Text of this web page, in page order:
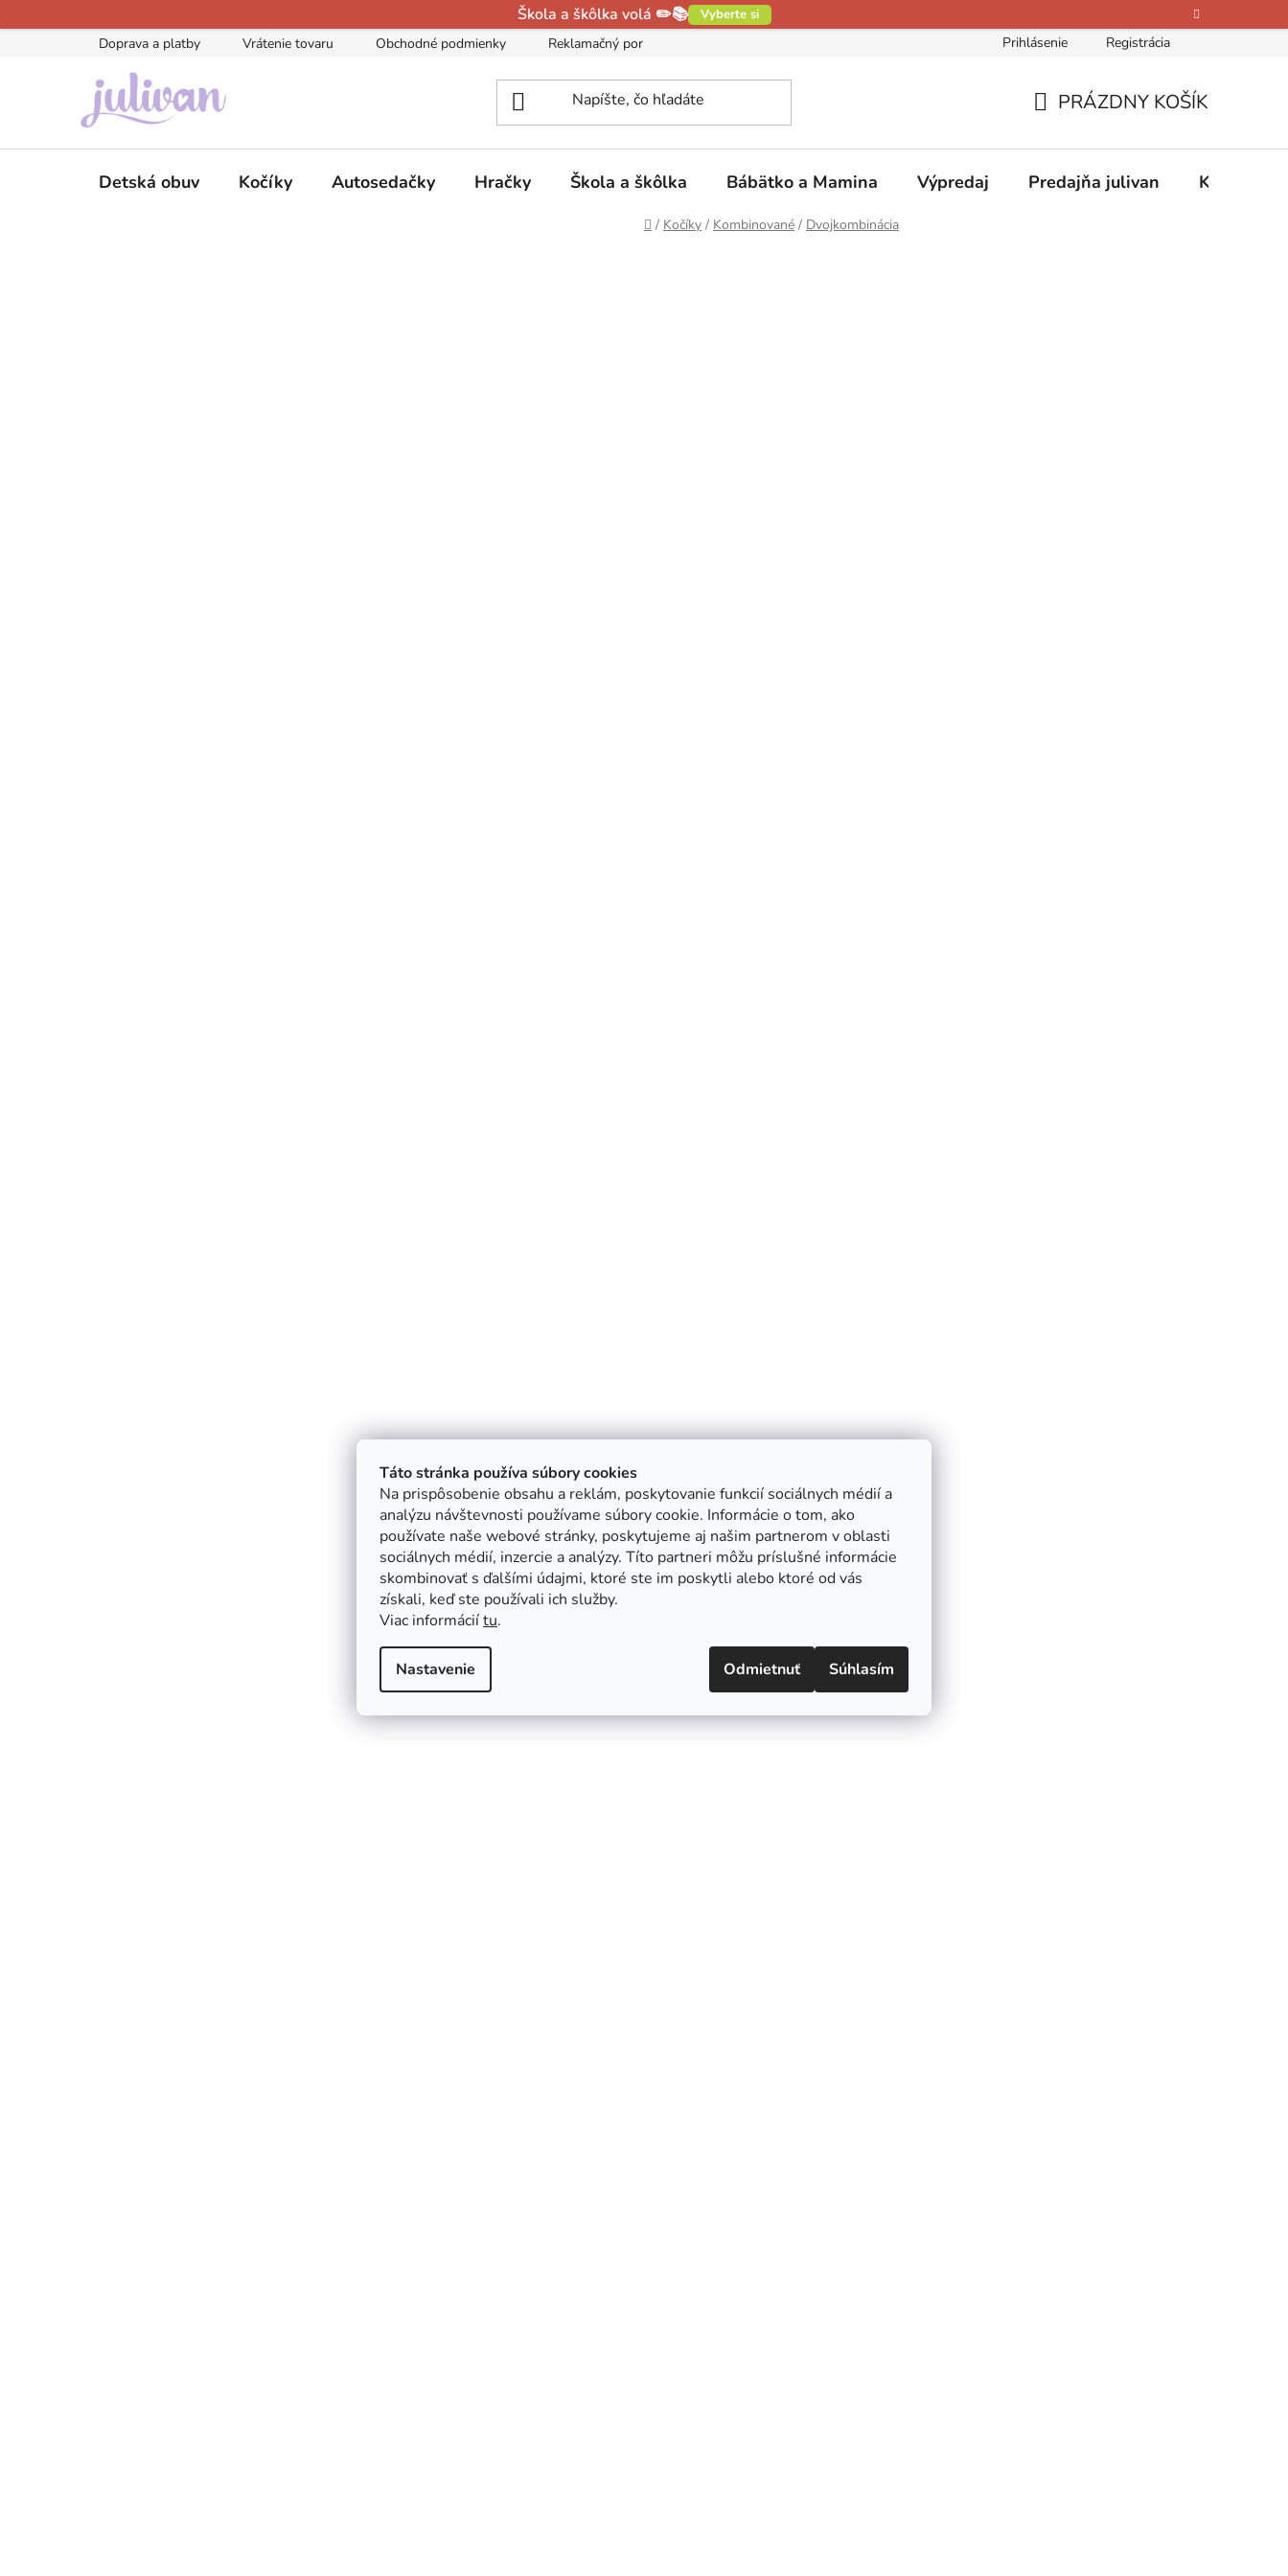
Táto stránka používa súbory cookies
Na prispôsobenie obsahu a reklám, poskytovanie funkcií sociálnych médií a
analýzu návštevnosti používame súbory cookie. Informácie o tom, ako
používate naše webové stránky, poskytujeme aj našim partnerom v oblasti
sociálnych médií, inzercie a analýzy. Títo partneri môžu príslušné informácie
skombinovať s ďalšími údajmi, ktoré ste im poskytli alebo ktoré od vás
získali, keď ste používali ich služby.
Viac informáciítu.
Nastavenie Odmietnuť Súhlasím
na
Škola a škôlka volá ✏️📚 Vyberte si
Doprava a platby Vrátenie tovaru Obchodné podmienky Reklamačný poriadok Kontakty O nás Hodnotenie obchodu
Prihlásenie Registrácia
KOŠÍK
PRÁZDNY KOŠÍK
Detská obuv Kočíky Autosedačky Hračky Škola a škôlka Bábätko a Mamina Výpredaj Predajňa julivan Kontakty
Domov
/ Kočíky / Kombinované / Dvojkombinácia